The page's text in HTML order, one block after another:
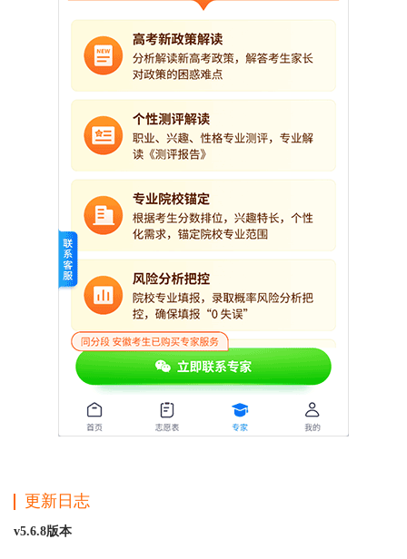
更新日志
v5.6.8版本